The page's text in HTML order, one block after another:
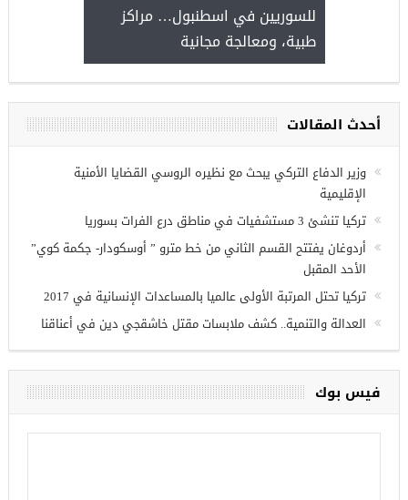
للسوريين في اسطنبول…
فرص عمل للسوريين في
أحدث المقالات
وزير الدفاع التركي يبحث مع نظيره الروسي القضايا الأمنية
الإقليمية
تركيا تنشئ 3 مستشفيات في مناطق درع الفرات بسوريا
أردوغان يفتتح القسم الثاني من خط مترو ” أوسكودار- جكمة كوي”
الأحد المقبل
تركيا تحتل المرتبة الأولى عالميا بالمساعدات الإنسانية في 2017
فيس بوك